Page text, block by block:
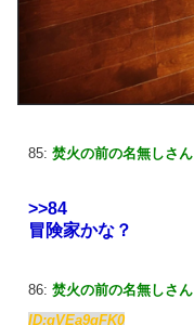
85: 焚火の前の名無しさん
>>84
冒険家かな？
86: 焚火の前の名無しさん
ID:gVEa9qFK0